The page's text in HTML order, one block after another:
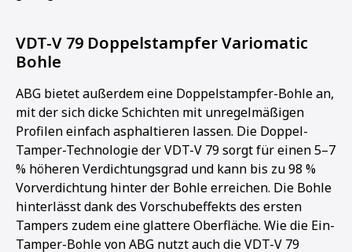
VDT-V 79 Doppelstampfer Variomatic
Bohle
ABG bietet außerdem eine Doppelstampfer-Bohle an,
mit der sich dicke Schichten mit unregelmäßigen
Profilen einfach asphaltieren lassen. Die Doppel-
Tamper-Technologie der VDT-V 79 sorgt für einen 5–7
% höheren Verdichtungsgrad und kann bis zu 98 %
Vorverdichtung hinter der Bohle erreichen. Die Bohle
hinterlässt dank des Vorschubeffekts des ersten
Tampers zudem eine glattere Oberfläche. Wie die Ein-
Tamper-Bohle von ABG nutzt auch die VDT-V 79